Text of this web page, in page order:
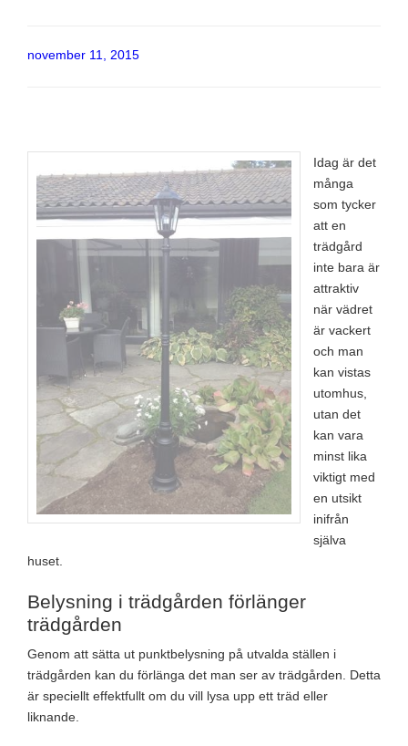
Publicerat
november 11, 2015
Idag är det
många
som tycker
att en
trädgård
inte bara är
attraktiv
när vädret
är vackert
och man
kan vistas
utomhus,
utan det
kan vara
minst lika
viktigt med
en utsikt
inifrån
själva
huset.
Belysning i trädgården förlänger
trädgården
Genom att sätta ut punktbelysning på utvalda ställen i
trädgården kan du förlänga det man ser av trädgården. Detta
är speciellt effektfullt om du vill lysa upp ett träd eller
liknande.